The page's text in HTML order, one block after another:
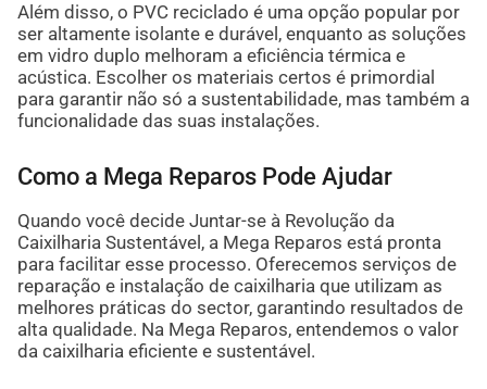
Além disso, o PVC reciclado é uma opção popular por
ser altamente isolante e durável, enquanto as soluções
em vidro duplo melhoram a eficiência térmica e
acústica. Escolher os materiais certos é primordial
para garantir não só a sustentabilidade, mas também a
funcionalidade das suas instalações.
Como a Mega Reparos Pode Ajudar
Quando você decide Juntar-se à Revolução da
Caixilharia Sustentável, a Mega Reparos está pronta
para facilitar esse processo. Oferecemos serviços de
reparação e instalação de caixilharia que utilizam as
melhores práticas do sector, garantindo resultados de
alta qualidade. Na Mega Reparos, entendemos o valor
da caixilharia eficiente e sustentável.